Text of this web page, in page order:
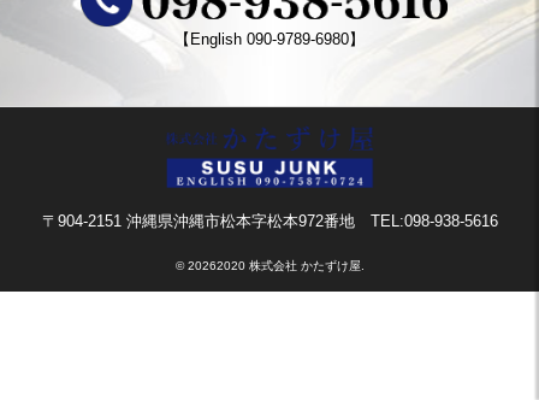
【English 090-9789-6980】
〒904-2151 沖縄県沖縄市松本字松本972番地 TEL:098-938-5616
©20262020 株式会社 かたずけ屋.